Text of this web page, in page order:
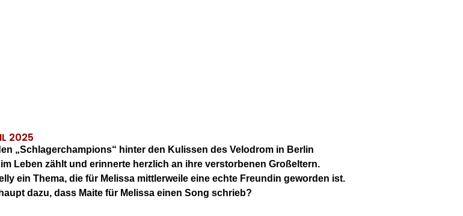
2025
„Schlagerchampions“ hinter den Kulissen des Velodrom in Berlin
Leben zählt und erinnerte herzlich an ihre verstorbenen Großeltern.
ein Thema, die für Melissa mittlerweile eine echte Freundin geworden ist.
dazu, dass Maite für Melissa einen Song schrieb?